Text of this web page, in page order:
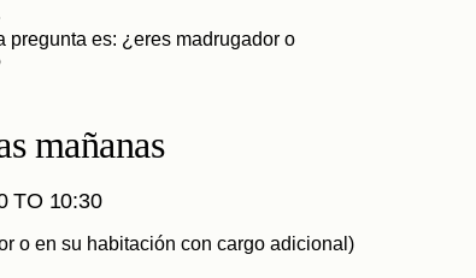
pregunta es: ¿eres madrugador o
mañanas
TO 10:30
o en su habitación con cargo adicional)